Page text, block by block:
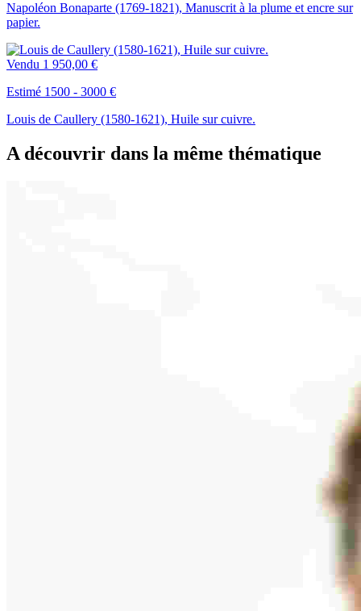
Napoléon Bonaparte (1769-1821), Manuscrit à la plume et encre sur
papier.
Vendu 1 950,00 €
Estimé 1500 - 3000 €
Louis de Caullery (1580-1621), Huile sur cuivre.
A découvrir dans la même thématique